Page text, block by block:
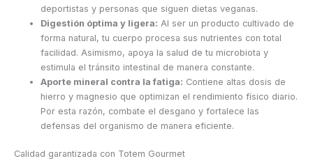
deportistas y personas que siguen dietas veganas.
Digestión óptima y ligera: Al ser un producto cultivado de
forma natural, tu cuerpo procesa sus nutrientes con total
facilidad. Asimismo, apoya la salud de tu microbiota y
estimula el tránsito intestinal de manera constante.
Aporte mineral contra la fatiga: Contiene altas dosis de
hierro y magnesio que optimizan el rendimiento físico diario.
Por esta razón, combate el desgano y fortalece las
defensas del organismo de manera eficiente.
Calidad garantizada con Totem Gourmet